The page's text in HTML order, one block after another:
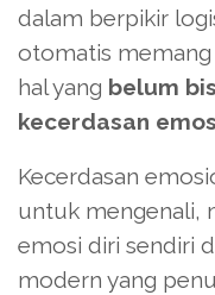
dalam berpikir
otomatis memang
hal yang belum
kecerdasan
Kecerdasan
untuk mengenali,
emosi diri sendiri
modern yang